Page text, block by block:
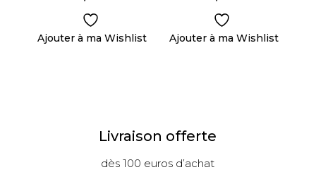
Ajouter à ma Wishlist Ajouter à ma Wishlist
Livraison offerte
dès 100 euros d’achat